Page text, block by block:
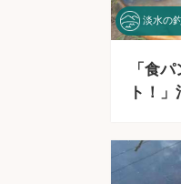
淡水の
「食
ト！